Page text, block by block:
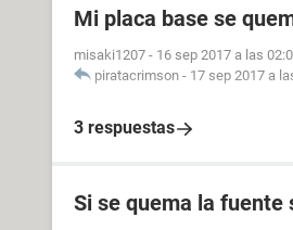
Mi placa base se
misaki1207 - 16 sep 2017 a las
piratacrimson - 17 sep 2017 a
3 respuestas
Si se quema la fuente